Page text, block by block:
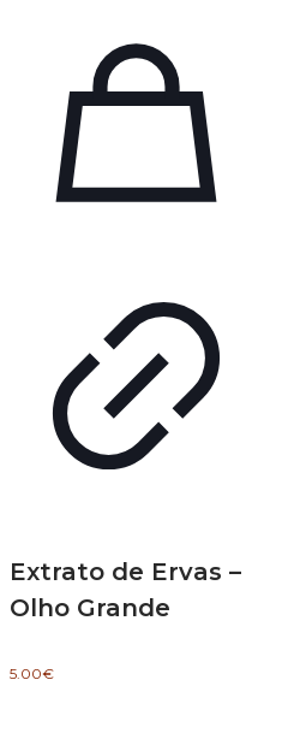
Extrato de Ervas –
Olho Grande
5.00€